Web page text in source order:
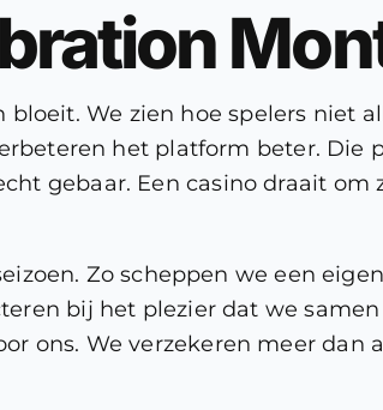
We zien hoe spelers niet
het platform beter. Die
gebaar. Een casino draait om
Zo scheppen we een
bij het plezier dat we
ons. We verzekeren meer dan